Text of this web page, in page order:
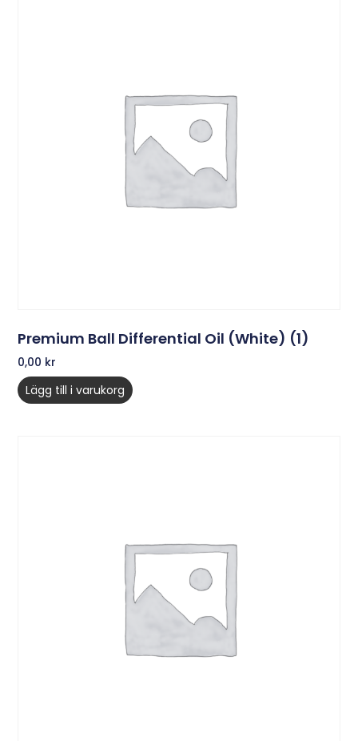
Premium Ball Differential Oil (White) (1)
0,00 kr
Lägg till i varukorg